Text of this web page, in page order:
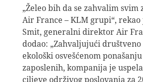
„Želeo bih da se zahvalim svim
Air France – KLM grupi“,
Smit, generalni direktor Air
dodao: „Zahvaljujući
ekološki osvešćenom
zaposlenih, kompanija je
ciljeve održivog poslovanja za